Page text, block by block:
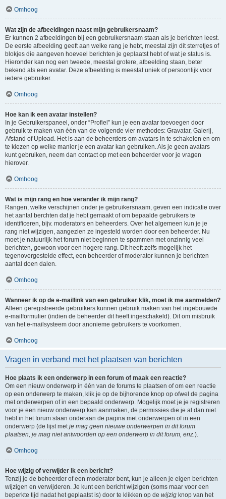
Omhoog
Wat zijn de afbeeldingen naast mijn gebruikersnaam?
Er kunnen 2 afbeeldingen bij een gebruikersnaam staan als je berichten leest.
De eerste afbeelding geeft aan welke rang je hebt, meestal zijn dit sterretjes of
blokjes die aangeven hoeveel berichten je geplaatst hebt of wat je status is.
Hieronder kan nog een tweede, meestal grotere, afbeelding staan, beter
bekend als een avatar. Deze afbeelding is meestal uniek of persoonlijk voor
iedere gebruiker.
Omhoog
Hoe kan ik een avatar instellen?
In je Gebruikerspaneel, onder “Profiel” kun je een avatar toevoegen door
gebruik te maken van één van de volgende vier methodes: Gravatar, Galerij,
Afstand of Upload. Het is aan de beheerders om avatars in te schakelen en om
te kiezen op welke manier je een avatar kan gebruiken. Als je geen avatars
kunt gebruiken, neem dan contact op met een beheerder voor je vragen
hierover.
Omhoog
Wat is mijn rang en hoe verander ik mijn rang?
Rangen, welke verschijnen onder je gebruikersnaam, geven een indicatie over
het aantal berchten dat je hebt gemaakt of om bepaalde gebruikers te
identificeren, bijv. moderators en beheerders. Over het algemeen kun je je
rang niet wijzigen, aangezien ze ingesteld worden door een beheerder. Nu
moet je natuurlijk het forum niet beginnen te spammen met onzinnig veel
berichten, gewoon voor een hogere rang. Dit heeft zelfs mogelijk het
tegenovergestelde effect, een beheerder of moderator kunnen je berichten
aantal doen dalen.
Omhoog
Wanneer ik op de e-maillink van een gebruiker klik, moet ik me aanmelden?
Alleen geregistreerde gebruikers kunnen gebruik maken van het ingebouwde
e-mailformulier (indien de beheerder dit heeft ingeschakeld). Dit om misbruik
van het e-mailsysteem door anonieme gebruikers te voorkomen.
Omhoog
Vragen in verband met het plaatsen van berichten
Hoe plaats ik een onderwerp in een forum of maak een reactie?
Om een nieuw onderwerp in één van de forums te plaatsen of om een reactie
op een onderwerp te maken, klik je op de bijhorende knop op ofwel de pagina
met onderwerpen of in een bepaald onderwerp. Mogelijk moet je je registreren
voor je een nieuw onderwerp kan aanmaken, de permissies die je al dan niet
hebt in het forum staan onderaan de pagina met onderwerpen of in een
onderwerp (de lijst metje mag geen nieuwe onderwerpen in dit forum
plaatsen, je mag niet antwoorden op een onderwerp in dit forum, enz.).
Omhoog
Hoe wijzig of verwijder ik een bericht?
Tenzij je de beheerder of een moderator bent, kun je alleen je eigen berichten
wijzigen en verwijderen. Je kunt een bericht wijzigen (soms maar voor een
beperkte tijd nadat het geplaatst is) door te klikken op de wijzig knop van het